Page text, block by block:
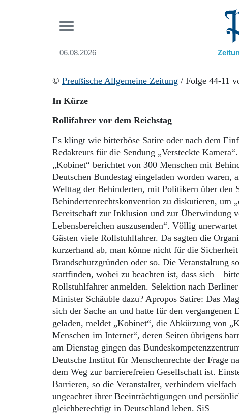
06.08.2026
Start
Aktuelle Ausgabe
Abonnent werden
Abo Prämien
Archiv
Mediadaten
Suchen und finden
© Preußische Allgemeine Zeitung / Folge 44-11
In Kürze
Rollifahrer vor dem Reichstag
Es klingt wie bitterböse Satire oder nach dem
Redakteurs für die Sendung „Versteckte
„Kobinet“ berichtet von 300 Menschen mit
Deutschen Bundestag eingeladen worden waren,
Welttag der Behinderten, mit Politikern über den
Behindertenrechtskonvention zu diskutieren, um
Bereitschaft zur Inklusion und zur Überwindung
Lebensbereichen auszusenden“. Völlig
Gästen viele Rollstuhlfahrer. Da sagten die
kurzerhand ab, man könne nicht für die
Brandschutzgründen oder so. Die Veranstaltung
stattfinden, wobei zu beachten ist, dass sich –
Rollstuhlfahrer anmelden. Selektion nach
Minister Schäuble dazu? Apropos Satire: Das
sich der Sache an und hatte für den vergangenen
geladen, meldet „Kobinet“, die Abkürzung von
Menschen im Internet“, deren Seiten übrigens
am Dienstag gingen das
Deutsche Institut für Menschenrechte der Frage
dem Weg zur barrierefreien Gesellschaft ist.
Barrieren, so die Veranstalter, verhindern vielfach
ungeachtet ihrer Beeinträchtigungen und
gleichberechtigt in Deutschland leben. SiS